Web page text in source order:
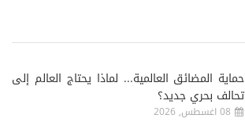
حماية المضائق العالمية... لماذا يحتاج العالم إلى
تحالف بحري جديد؟
08 اغسطس, 2026